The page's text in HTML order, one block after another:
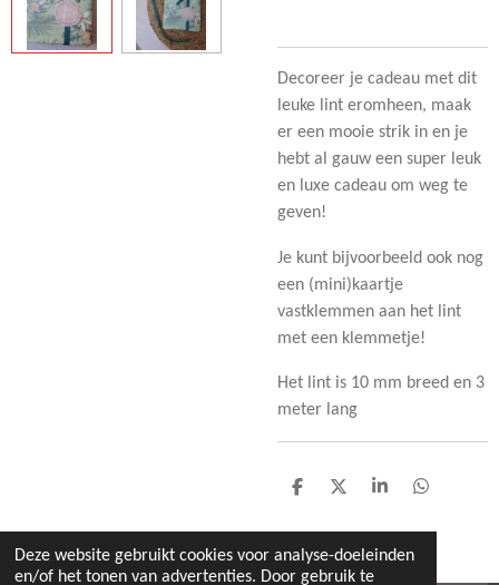
Deze website gebruikt cookies voor analyse-doeleinden
en/of het tonen van advertenties. Door gebruik te
Decoreer je cadeau met dit
leuke lint eromheen, maak
er een mooie strik in en je
hebt al gauw een super leuk
en luxe cadeau om weg te
geven!
Je kunt bijvoorbeeld ook nog
een (mini)kaartje
vastklemmen aan het lint
met een klemmetje!
Het lint is 10 mm breed en 3
meter lang
D
l
e
n
D
e
l
S
a
r
D
l